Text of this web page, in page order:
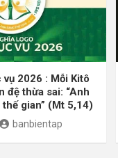
2026 : Mỗi Kitô
đệ thừa sai: “Anh
gian” (Mt 5,14)
banbientap